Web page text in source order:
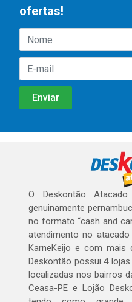
ofertas!
O Deskontão
genuinamente
no formato “cash and
atendimento no
KarneKeijo e com mais
Deskontão possui 4
localizadas nos bairros
Ceasa-PE e Lojão